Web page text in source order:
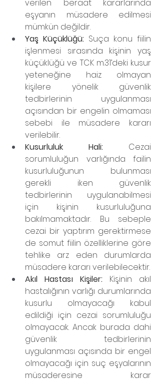
verilen beraat kararlarında
eşyanın müsadere edilmesi
mümkün değildir.
Yaş Küçüklüğü: Suça konu fiilin
işlenmesi sırasında kişinin yaş
küçüklüğü ve TCK m.31’deki kusur
yeteneğine haiz olmayan
kişilere yönelik güvenlik
tedbirlerinin uygulanması
açısından bir engelin olmaması
sebebi ile müsadere kararı
verilebilir.
Kusurluluk Hali: Cezai
sorumluluğun varlığında failin
kusurluluğunun bulunması
gerekli iken güvenlik
tedbirlerinin uygulanabilmesi
için kişinin kusurluluğuna
bakılmamaktadır. Bu sebeple
cezai bir yaptırım gerektirmese
de somut fiilin özelliklerine göre
tehlike arz eden durumlarda
müsadere kararı verilebilecektir.
Akıl Hastası Kişiler: Kişinin akıl
hastalığının varlığı durumlarında
kusurlu olmayacağı kabul
edildiği için cezai sorumluluğu
olmayacak. Ancak burada dahi
güvenlik tedbirlerinin
uygulanması açısında bir engel
olmayacağı için suç eşyalarının
müsaderesine karar